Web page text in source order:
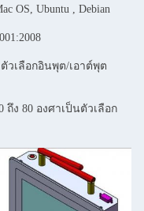
OS, Ubuntu , Debian
ตัวเลือกอินพุต/เอาต์พุต
ง 80 องศาเป็นตัวเลือก